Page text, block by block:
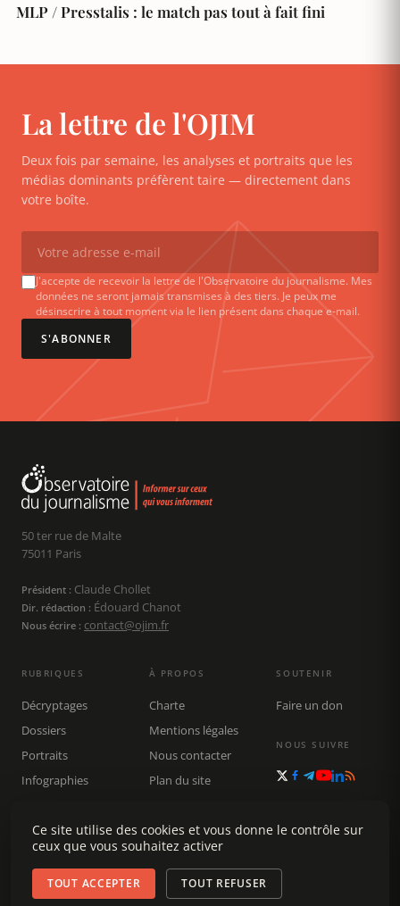
MLP / Presstalis : le match pas tout à fait fini
La lettre de l'OJIM
Deux fois par semaine, les analyses et portraits que les
médias dominants préfèrent taire — directement dans
votre boîte.
J'accepte de recevoir la lettre de l'Observatoire du journalisme. Mes
données ne seront jamais transmises à des tiers. Je peux me
désinscrire à tout moment via le lien présent dans chaque e-mail.
S'ABONNER
50 ter rue de Malte
75011 Paris
Président : Claude Chollet
Dir. rédaction : Édouard Chanot
Nous écrire : contact@ojim.fr
RUBRIQUES
Décryptages
Dossiers
Portraits
Infographies
Rechercher
À PROPOS
Charte
Mentions légales
Nous contacter
Plan du site
SOUTENIR
Faire un don
NOUS SUIVRE
Ce site utilise des cookies et vous donne le contrôle sur
ceux que vous souhaitez activer
TOUT ACCEPTER TOUT REFUSER